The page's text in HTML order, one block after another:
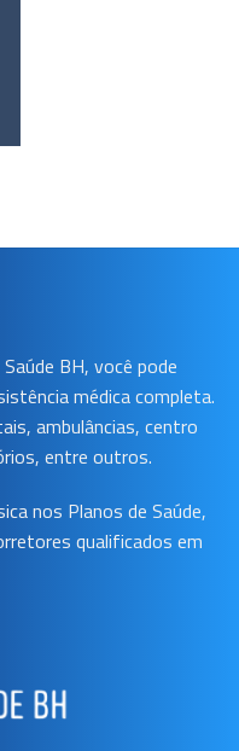
BH, você pode
médica completa.
ambulâncias, centro
entre outros.
nos Planos de Saúde,
qualificados em